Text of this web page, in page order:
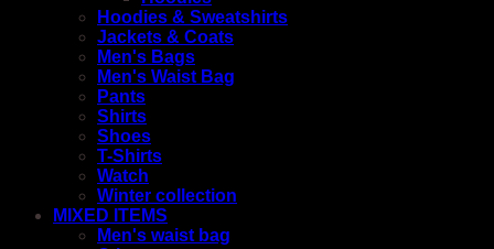
Hoodies & Sweatshirts
Jackets & Coats
Men's Bags
Men's Waist Bag
Pants
Shirts
Shoes
T-Shirts
Watch
Winter collection
MIXED ITEMS
Men's waist bag